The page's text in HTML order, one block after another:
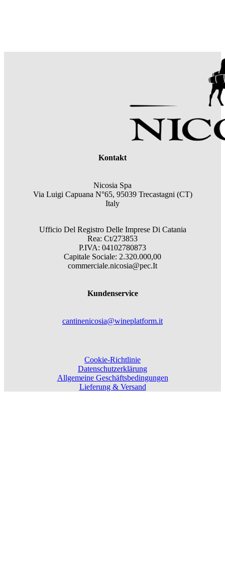
Kontakt
Nicosia Spa
Via Luigi Capuana N°65, 95039 Trecastagni (CT)
Italy
Ufficio Del Registro Delle Imprese Di Catania
Rea: Ct/273853
P.IVA: 04102780873
Capitale Sociale: 2.320.000,00
commerciale.nicosia@pec.It
Kundenservice
cantinenicosia@wineplatform.it
Cookie-Richtlinie
Datenschutzerklärung
Allgemeine Geschäftsbedingungen
Lieferung & Versand